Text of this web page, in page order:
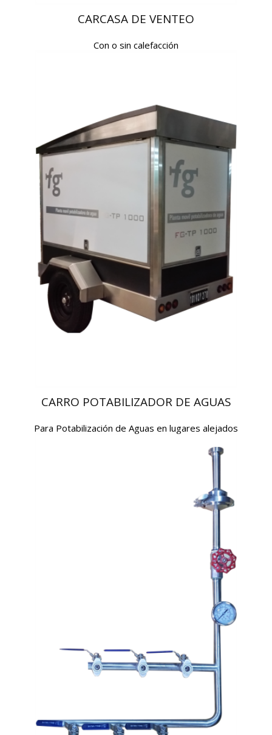
CARCASA DE VENTEO
Con o sin calefacción
CARRO POTABILIZADOR DE AGUAS
Para Potabilización de Aguas en lugares alejados